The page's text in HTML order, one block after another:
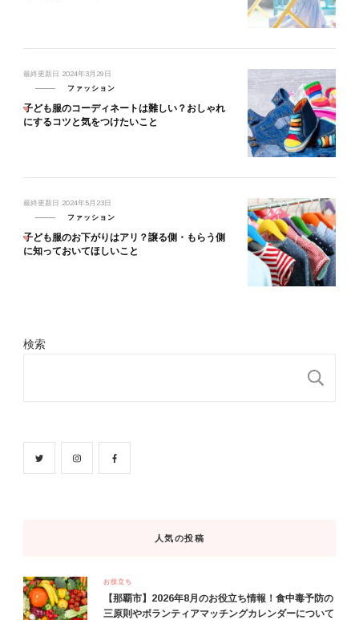
最終更新日 2024年3月29日
ファッション
子ども服のコーディネートは難しい？おしゃれ
にするコツと気をつけたいこと
最終更新日 2024年5月23日
ファッション
子ども服のお下がりはアリ？譲る側・もらう側
に知っておいてほしいこと
検索
人気の投稿
お役立ち
【那覇市】2026年8月のお役立ち情報！食中毒予防の
三原則やボランティアマッチングカレンダーについて